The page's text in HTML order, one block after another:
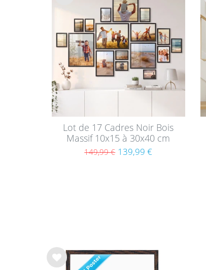
hait
s
Lot de 17 Cadres Noir Bois
Massif 10x15 à 30x40 cm
avec verre acrylique
149,99 € 139,99 €
List